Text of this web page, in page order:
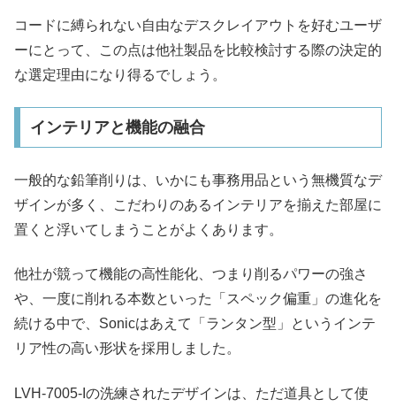
コードに縛られない自由なデスクレイアウトを好むユーザ
ーにとって、この点は他社製品を比較検討する際の決定的
な選定理由になり得るでしょう。
インテリアと機能の融合
一般的な鉛筆削りは、いかにも事務用品という無機質なデ
ザインが多く、こだわりのあるインテリアを揃えた部屋に
置くと浮いてしまうことがよくあります。
他社が競って機能の高性能化、つまり削るパワーの強さ
や、一度に削れる本数といった「スペック偏重」の進化を
続ける中で、Sonicはあえて「ランタン型」というインテ
リア性の高い形状を採用しました。
LVH-7005-Iの洗練されたデザインは、ただ道具として使